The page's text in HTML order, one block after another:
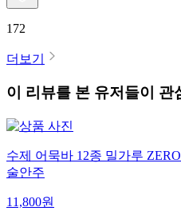
172
더보기
이 리뷰를 본 유저들이 관
수제 어묵바 12종 밀가루
술안주
11,800원